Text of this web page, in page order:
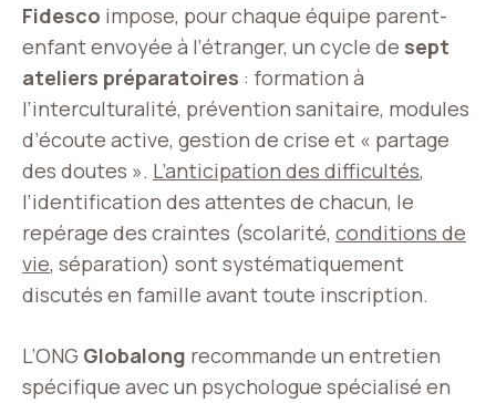
Fidesco impose, pour chaque équipe parent-
enfant envoyée à l’étranger, un cycle de sept
ateliers préparatoires : formation à
l’interculturalité, prévention sanitaire, modules
d’écoute active, gestion de crise et « partage
des doutes ». L’anticipation des difficultés,
l’identification des attentes de chacun, le
repérage des craintes (scolarité, conditions de
vie, séparation) sont systématiquement
discutés en famille avant toute inscription.
L’ONG Globalong recommande un entretien
spécifique avec un psychologue spécialisé en